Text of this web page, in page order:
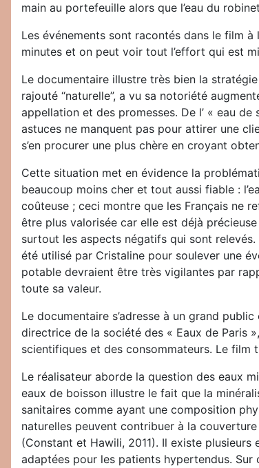
main au portefeuille alors que l’eau du
Les événements sont racontés dans le film
minutes et on peut voir tout l’effort qui est
Le documentaire illustre très bien la
rajouté “naturelle”, a vu sa notoriété
appellation et des promesses. De l’ « eau de
astuces ne manquent pas pour attirer une
s’en procurer une plus chère en croyant
Cette situation met en évidence la
beaucoup moins cher et tout aussi fiable :
coûteuse ; ceci montre que les Français ne
être plus valorisée car elle est déjà
surtout les aspects négatifs qui sont relevés.
été utilisé par Cristaline pour soulever une
potable devraient être très vigilantes par
toute sa valeur.
Le documentaire s’adresse à un grand
directrice de la société des « Eaux de Paris
scientifiques et des consommateurs. Le film
Le réalisateur aborde la question des eaux
eaux de boisson illustre le fait que la
sanitaires comme ayant une composition
naturelles peuvent contribuer à la
(Constant et Hawili, 2011). Il existe
adaptées pour les patients hypertendus.